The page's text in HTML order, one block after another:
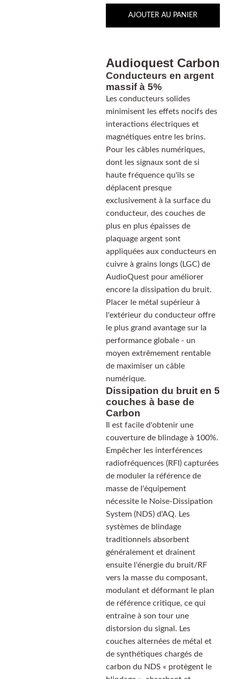
AJOUTER AU PANIER
Audioquest Carbon
Conducteurs en argent
massif à 5%
Les conducteurs solides
minimisent les effets nocifs des
interactions électriques et
magnétiques entre les brins.
Pour les câbles numériques,
dont les signaux sont de si
haute fréquence qu'ils se
déplacent presque
exclusivement à la surface du
conducteur, des couches de
plus en plus épaisses de
plaquage argent sont
appliquées aux conducteurs en
cuivre à grains longs (LGC) de
AudioQuest pour améliorer
encore la dissipation du bruit.
Placer le métal supérieur à
l'extérieur du conducteur offre
le plus grand avantage sur la
performance globale - un
moyen extrêmement rentable
de maximiser un câble
numérique.
Dissipation du bruit en 5
couches à base de
Carbon
Il est facile d'obtenir une
couverture de blindage à 100%.
Empêcher les interférences
radiofréquences (RFI) capturées
de moduler la référence de
masse de l'équipement
nécessite le Noise-Dissipation
System (NDS) d'AQ. Les
systèmes de blindage
traditionnels absorbent
généralement et drainent
ensuite l'énergie du bruit/RF
vers la masse du composant,
modulant et déformant le plan
de référence critique, ce qui
entraîne à son tour une
distorsion du signal. Les
couches alternées de métal et
de synthétiques chargés de
carbon du NDS « protègent le